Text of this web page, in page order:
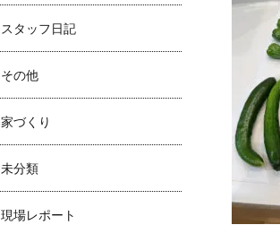
スタッフ日記
その他
家づくり
未分類
現場レポート